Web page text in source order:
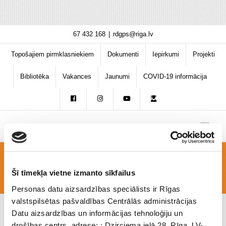
Šī tīmekļa vietne izmanto sīkfailus
Personas datu aizsardzības speciālists ir Rīgas
valstspilsētas pašvaldības Centrālās administrācijas
Datu aizsardzības un informācijas tehnoloģiju un
content
67 432 168 rdgps@riga.lv
Topošajiem pirmklasniekiem Dokumenti Iepirkumi Projekti
Bibliotēka Vakances Jaunumi COVID-19 informācija
apsv